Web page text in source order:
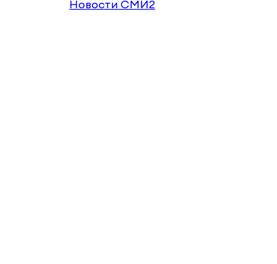
Новости СМИ2